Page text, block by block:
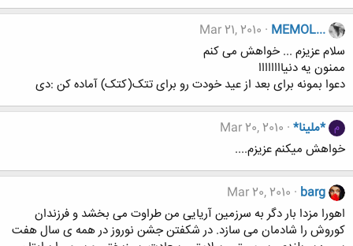
MEMOL...
Mar 21, 2010
سلام عزیزم ... خواهش می کنم
ممنون یه دنیاااااااا
دعوا بمونه برای بعد از عید خودت رو برای تتک(کتک) آماده کن :دی
م *ملینا* Mar 20, 2010
خواهش میکنم عزیزم....
barg
Mar 20, 2010
اهورا مزدا بار دگر به سرزمین آریایی من طراوت می بخشد و فرزندان
کوروش را شادمان می سازد. در شکفتن جشن نوروز در همه ی سال هفت